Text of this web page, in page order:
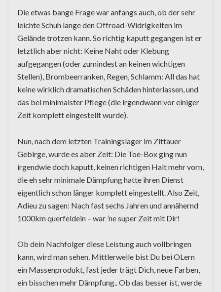
Die etwas bange Frage war anfangs auch, ob der sehr
leichte Schuh lange den Offroad-Widrigkeiten im
Gelände trotzen kann. So richtig kaputt gegangen ist er
letztlich aber nicht: Keine Naht oder Klebung
aufgegangen (oder zumindest an keinen wichtigen
Stellen), Brombeerranken, Regen, Schlamm: All das hat
keine wirklich dramatischen Schäden hinterlassen, und
das bei minimalster Pflege (die irgendwann vor einiger
Zeit komplett eingestellt wurde).
Nun, nach dem letzten Trainingslager im Zittauer
Gebirge, wurde es aber Zeit: Die Toe-Box ging nun
irgendwie doch kaputt, keinen richtigen Halt mehr vorn,
die eh sehr minimale Dämpfung hatte ihren Dienst
eigentlich schon länger komplett eingestellt. Also Zeit,
Adieu zu sagen: Nach fast sechs Jahren und annähernd
1000km querfeldein – war ’ne super Zeit mit Dir!
Ob dein Nachfolger diese Leistung auch vollbringen
kann, wird man sehen. Mittlerweile bist Du bei OLern
ein Massenprodukt, fast jeder trägt Dich, neue Farben,
ein bisschen mehr Dämpfung.. Ob das besser ist, werde